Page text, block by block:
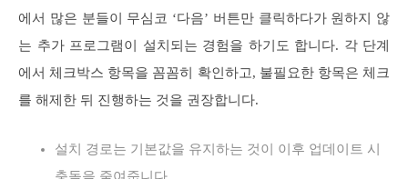
에서 많은 분들이 무심코 ‘다음’ 버튼만 클릭하다가 원하지 않
는 추가 프로그램이 설치되는 경험을 하기도 합니다. 각 단계
에서 체크박스 항목을 꼼꼼히 확인하고, 불필요한 항목은 체크
를 해제한 뒤 진행하는 것을 권장합니다.
설치 경로는 기본값을 유지하는 것이 이후 업데이트 시